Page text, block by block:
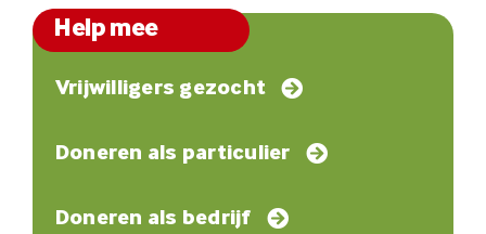
Help mee
Vrijwilligers gezocht
Doneren als particulier
Doneren als bedrijf